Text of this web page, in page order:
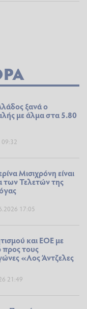
ξανά ο
με άλμα στα 5.80
Μισιχρόνη είναι
των Τελετών της
17:05
και ΕΟΕ με
προς τους
«Λος Άντζελες
21:49